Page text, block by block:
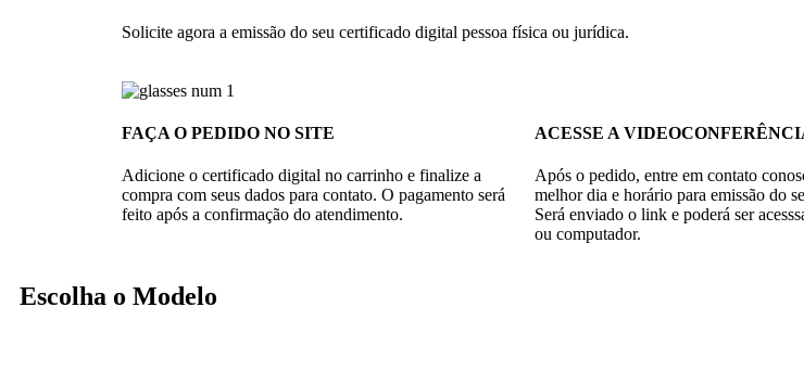
Solicite agora a emissão do seu certificado digital pessoa física ou jurídica.
FAÇA O PEDIDO NO SITE
Adicione o certificado digital no carrinho e finalize a
compra com seus dados para contato. O pagamento será
feito após a confirmação do atendimento.
ACESSE A
Após o pedido, entre em contato
melhor dia e horário para emissão do
Será enviado o link e poderá ser
ou computador.
Escolha o Modelo